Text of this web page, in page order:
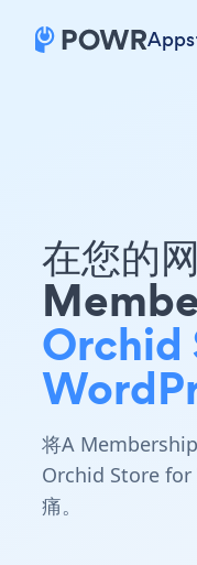
Apps
在您的
Orchid
将A
Orchid Store for
痛。